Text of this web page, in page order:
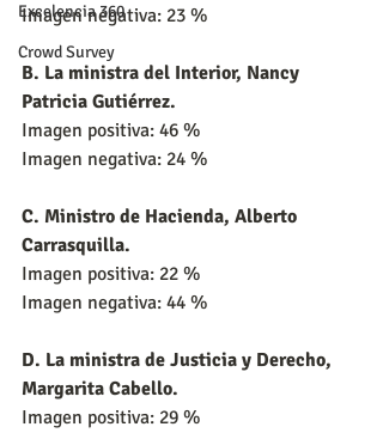
Excelencia 360
Crowd Survey
Imagen negativa: 23 %
B. La ministra del Interior, Nancy
Patricia Gutiérrez.
Imagen positiva: 46 %
Imagen negativa: 24 %
C. Ministro de Hacienda, Alberto
Carrasquilla.
Imagen positiva: 22 %
Imagen negativa: 44 %
D. La ministra de Justicia y Derecho,
Margarita Cabello.
Imagen positiva: 29 %